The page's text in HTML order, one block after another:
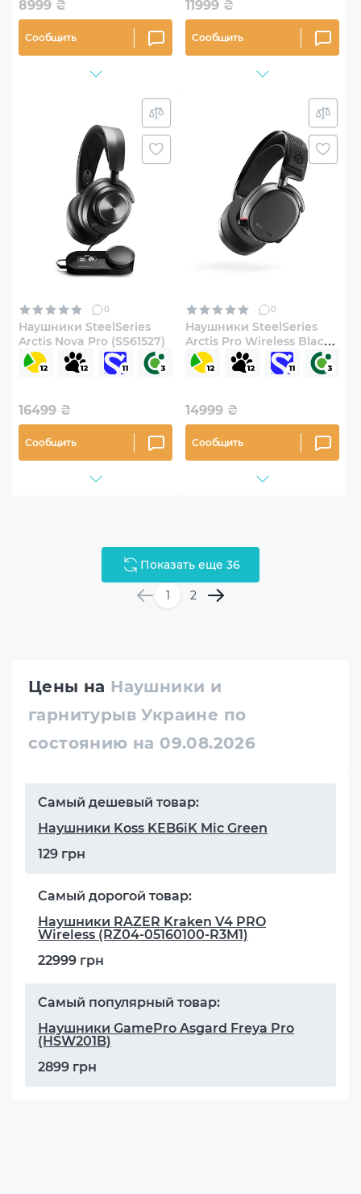
8999 ₴
Сообщить
11999 ₴
Сообщить
0
Наушники SteelSeries
Arctis Nova Pro (SS61527)
16499 ₴
Сообщить
0
Наушники SteelSeries
Arctis Pro Wireless Black
(61473)
14999 ₴
Сообщить
Показать еще 36
1 2
Цены на Наушники и
гарнитурыв Украине по
состоянию на 09.08.2026
Самый дешевый товар:
Наушники Koss KEB6iK Mic Green
129 грн
Самый дорогой товар:
Наушники RAZER Kraken V4 PRO
Wireless (RZ04-05160100-R3M1)
22999 грн
Самый популярный товар:
Наушники GamePro Asgard Freya Pro
(HSW201B)
2899 грн